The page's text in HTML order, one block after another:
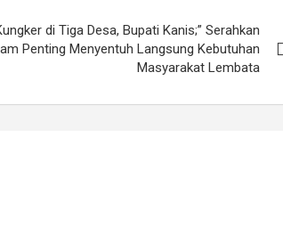
di Tiga Desa, Bupati Kanis;” Serahkan
Penting Menyentuh Langsung Kebutuhan
Masyarakat Lembata